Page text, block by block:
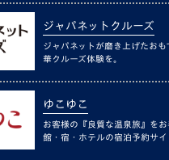
ジャパネットクルーズ
ジャパネットが磨き上げたおも
華クルーズ体験を。
ゆこゆこ
お客様の『良質な温泉旅』を
館・宿・ホテルの宿泊予約サイ